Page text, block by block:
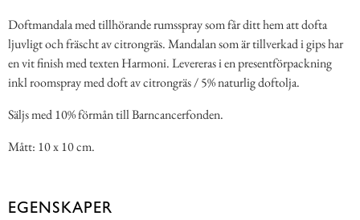
Doftmandala med tillhörande rumsspray som får ditt hem att dofta
ljuvligt och fräscht av citrongräs. Mandalan som är tillverkad i gips har
en vit finish med texten Harmoni. Levereras i en presentförpackning
inkl roomspray med doft av citrongräs / 5% naturlig doftolja.
Säljs med 10% förmån till Barncancerfonden.
Mått: 10 x 10 cm.
EGENSKAPER